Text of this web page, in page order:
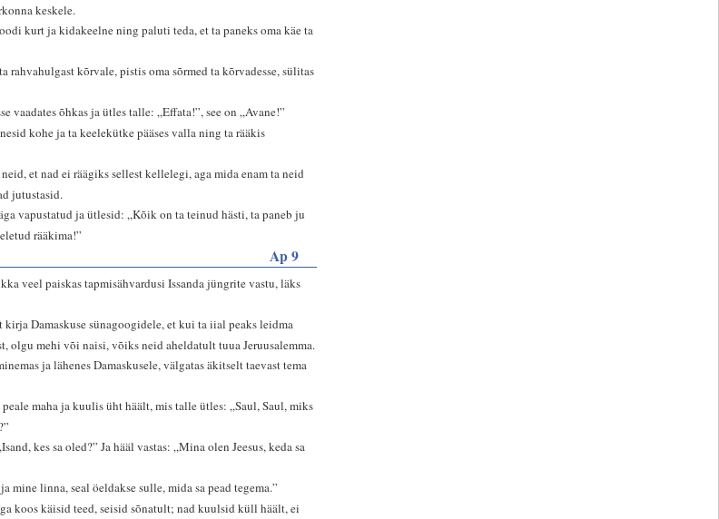
keskele.
kurt ja kidakeelne ning paluti teda, et ta paneks oma käe ta
rahvahulgast kõrvale, pistis oma sõrmed ta kõrvadesse, sülitas
vaadates õhkas ja ütles talle: „Effata!”, see on „Avane!”
kohe ja ta keelekütke pääses valla ning ta rääkis
neid, et nad ei räägiks sellest kellelegi, aga mida enam ta neid
jutustasid.
vapustatud ja ütlesid: „Kõik on ta teinud hästi, ta paneb ju
rääkima!”
Ap 9
veel paiskas tapmisähvardusi Issanda jüngrite vastu, läks
kirja Damaskuse sünagoogidele, et kui ta iial peaks leidma
olgu mehi või naisi, võiks neid aheldatult tuua Jeruusalemma.
ja lähenes Damaskusele, välgatas äkitselt taevast tema
maha ja kuulis üht häält, mis talle ütles: „Saul, Saul, miks
kes sa oled?” Ja hääl vastas: „Mina olen Jeesus, keda sa
mine linna, seal öeldakse sulle, mida sa pead tegema.”
koos käisid teed, seisid sõnatult; nad kuulsid küll häält, ei